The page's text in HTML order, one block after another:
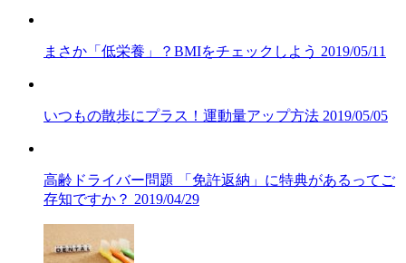
まさか「低栄養」？BMIをチェックしよう 2019/05/11
いつもの散歩にプラス！運動量アップ方法 2019/05/05
高齢ドライバー問題 「免許返納」に特典があるってご
存知ですか？ 2019/04/29